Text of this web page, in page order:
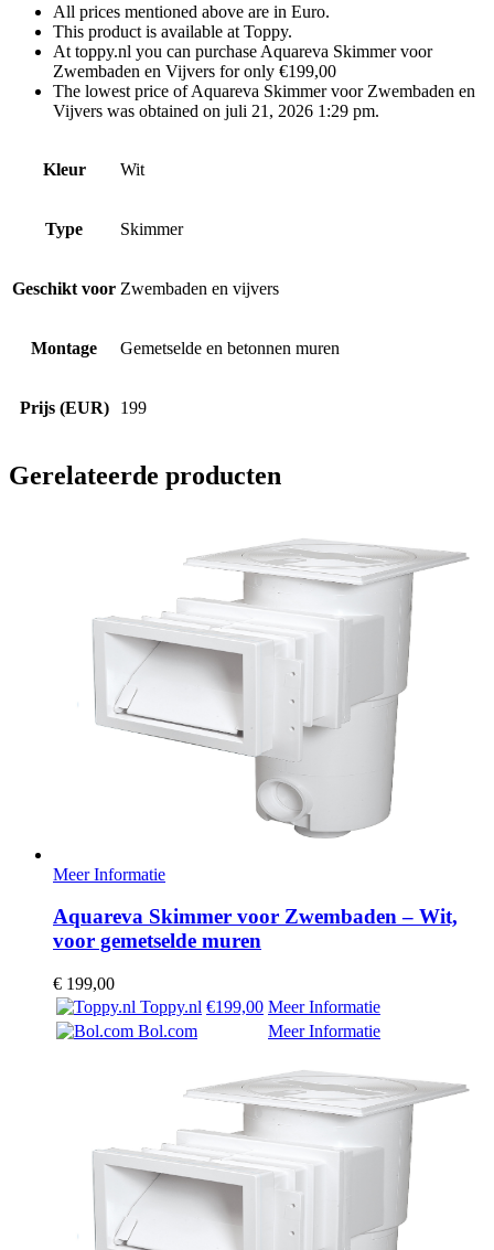
All prices mentioned above are in Euro.
This product is available at Toppy.
At toppy.nl you can purchase Aquareva Skimmer voor
Zwembaden en Vijvers for only €199,00
The lowest price of Aquareva Skimmer voor Zwembaden en
Vijvers was obtained on juli 21, 2026 1:29 pm.
Kleur Wit
Type Skimmer
Geschikt voor Zwembaden en vijvers
Montage Gemetselde en betonnen muren
Prijs (EUR) 199
Gerelateerde producten
Meer Informatie
Aquareva Skimmer voor Zwembaden – Wit,
voor gemetselde muren
€ 199,00
Toppy.nl €199,00 Meer Informatie
Bol.com
Meer Informatie